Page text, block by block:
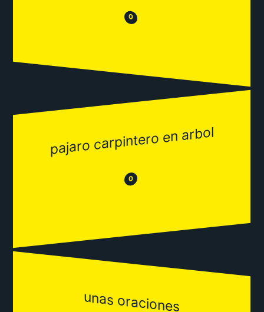
😒 0 😂
pajaro carpintero en arbol
😒 0 😂
unas oraciones